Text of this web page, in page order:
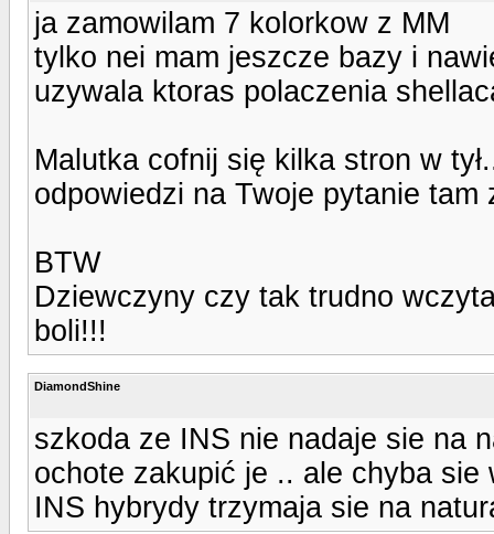
ja zamowilam 7 kolorkow z MM
tylko nei mam jeszcze bazy i
uzywala ktoras polaczenia
Malutka cofnij się kilka stron w
odpowiedzi na Twoje pytanie tam
BTW
Dziewczyny czy tak trudno
boli!!!
DiamondShine
szkoda ze INS nie nadaje sie na
ochote zakupić je .. ale chyba
INS hybrydy trzymaja sie na